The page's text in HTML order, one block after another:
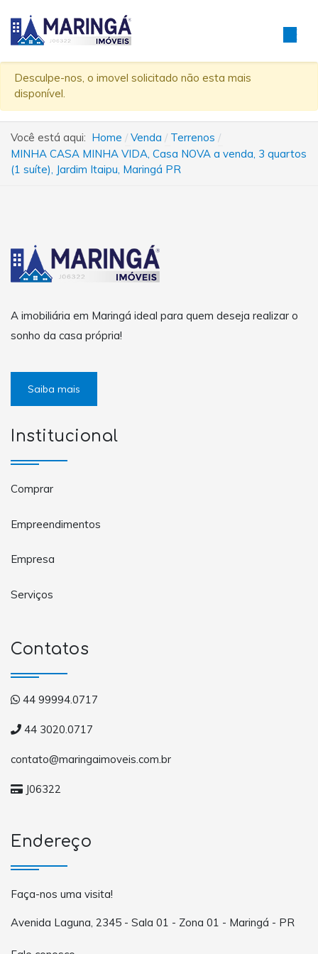
Desculpe-nos, o imovel solicitado não esta mais
disponível.
Você está aqui: Home Venda
Terrenos
MINHA CASA MINHA VIDA, Casa NOVA a venda, 3 quartos
(1 suíte), Jardim Itaipu, Maringá PR
A imobiliária em Maringá ideal para quem deseja realizar o
sonho da casa própria!
Saiba mais
Institucional
Comprar
Empreendimentos
Empresa
Serviços
Contatos
44 99994.0717
44 3020.0717
contato@maringaimoveis.com.br
J06322
Endereço
Faça-nos uma visita!
Avenida Laguna, 2345 - Sala 01 - Zona 01 - Maringá - PR